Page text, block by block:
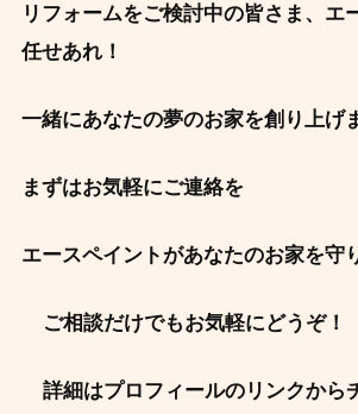
リフォームをご検討中の皆さま、エ
任せあれ！
一緒にあなたの夢のお家を創り上げ
まずはお気軽にご連絡を
エースペイントがあなたのお家を守
ご相談だけでもお気軽にどうぞ！
詳細はプロフィールのリンクから